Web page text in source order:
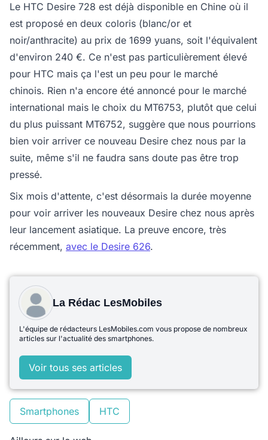
Le HTC Desire 728 est déjà disponible en Chine où il
est proposé en deux coloris (blanc/or et
noir/anthracite) au prix de 1699 yuans, soit l'équivalent
d'environ 240 €. Ce n'est pas particulièrement élevé
pour HTC mais ça l'est un peu pour le marché
chinois. Rien n'a encore été annoncé pour le marché
international mais le choix du MT6753, plutôt que celui
du plus puissant MT6752, suggère que nous pourrions
bien voir arriver ce nouveau Desire chez nous par la
suite, même s'il ne faudra sans doute pas être trop
pressé.
Six mois d'attente, c'est désormais la durée moyenne
pour voir arriver les nouveaux Desire chez nous après
leur lancement asiatique. La preuve encore, très
récemment, avec le Desire 626.
La Rédac LesMobiles
L'équipe de rédacteurs LesMobiles.com vous propose de nombreux
articles sur l'actualité des smartphones.
Voir tous ses articles
Smartphones HTC